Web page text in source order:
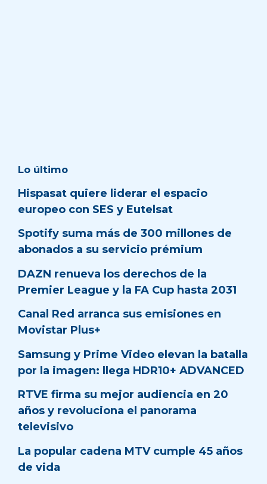
Lo último
Hispasat quiere liderar el espacio
europeo con SES y Eutelsat
Spotify suma más de 300 millones de
abonados a su servicio prémium
DAZN renueva los derechos de la
Premier League y la FA Cup hasta 2031
Canal Red arranca sus emisiones en
Movistar Plus+
Samsung y Prime Video elevan la batalla
por la imagen: llega HDR10+ ADVANCED
RTVE firma su mejor audiencia en 20
años y revoluciona el panorama
televisivo
La popular cadena MTV cumple 45 años
de vida